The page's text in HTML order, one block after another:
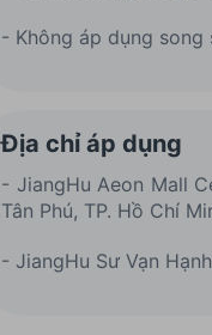
- Không áp dụng
Địa chỉ áp dụng
- JiangHu Aeon Mall
Tân Phú, TP. Hồ Chí
- JiangHu Sư Vạn